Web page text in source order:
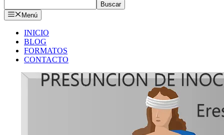
Buscar
Menú
INICIO
BLOG
FORMATOS
CONTACTO